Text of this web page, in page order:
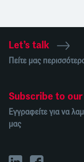
Let’s talk
Πείτε μας
Subscribe to
Εγγραφείτε για να
μας